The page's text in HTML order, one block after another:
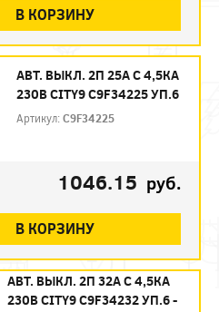
В КОРЗИНУ
АВТ. ВЫКЛ. 2П 25А С 4,5КА
230В CITY9 C9F34225 УП.6
Артикул:C9F34225
1046.15 руб.
В КОРЗИНУ
АВТ. ВЫКЛ. 2П 32А С 4,5КА
230В CITY9 C9F34232 УП.6 -